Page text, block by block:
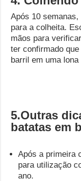
Após 10
para a colheita.
mãos para
ter confirmado
barril em uma
5.Outras
batatas em
Após a primeira
para utilização
ano.